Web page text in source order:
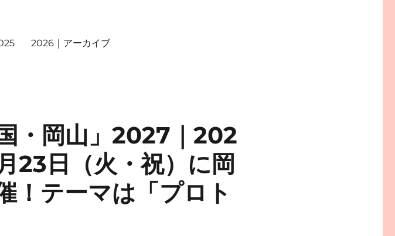
2026｜アーカイブ
・岡山」2027｜202
23日（火・祝）に岡
！テーマは「プロト